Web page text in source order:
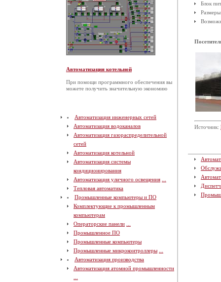
Автоматизация котельной
При помощи программного обеспечения вы
можете получить значительную экономию
Автоматизация инженерных сетей
Автоматизация водоканалов
Автоматизация газораспределительной
сетей
Автоматизация котельной
Автоматизация системы
кондиционирования
Автоматизация уличного освещения
Тепловая автоматика
Промышленные компьютеры и ПО
Комплектующие к промышленным
компьютерам
Операторские панели
Промышленное ПО
Промышленные компьютеры
Промышленные микроконтроллеры
Автоматизация производства
Автоматизация атомной промышленности
Блок
Источник: